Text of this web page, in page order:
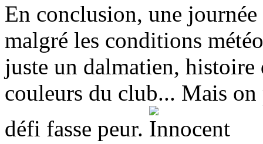
En conclusion, une
malgré les conditions
juste un dalmatien, histoire
couleurs du club... Mais on
défi fasse peur.